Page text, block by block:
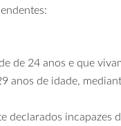
de 24 anos e que
anos de idade,
declarados incapazes